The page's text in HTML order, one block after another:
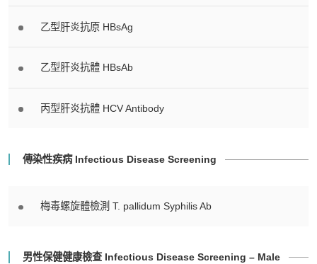
乙型肝炎抗原 HBsAg
乙型肝炎抗體 HBsAb
丙型肝炎抗體 HCV Antibody
傳染性疾病 Infectious Disease Screening
梅毒螺旋體檢測 T. pallidum Syphilis Ab
男性保健健康檢查 Infectious Disease Screening – Male